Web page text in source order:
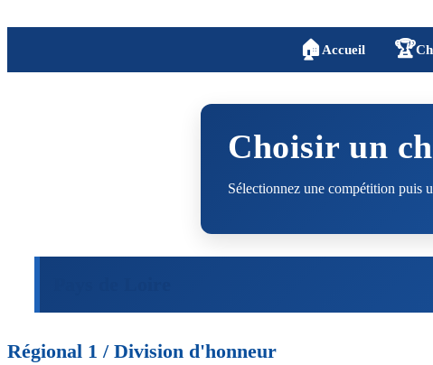
🏠 Accueil 🏆
Choisir un
Sélectionnez une compétition puis
Régional 1 / Division d'honneur